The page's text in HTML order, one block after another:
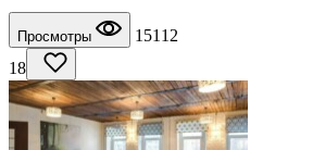
Просмотры
15112
18